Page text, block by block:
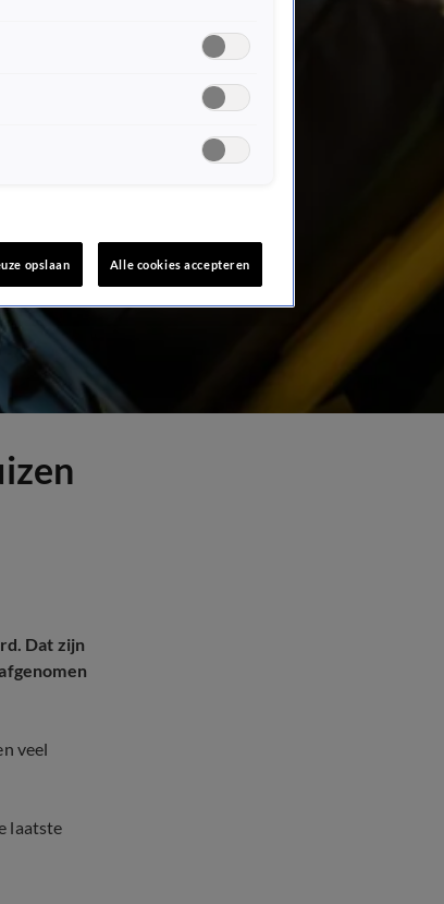
Dat zijn
veel
laatste
opslaan Alle cookies accepteren